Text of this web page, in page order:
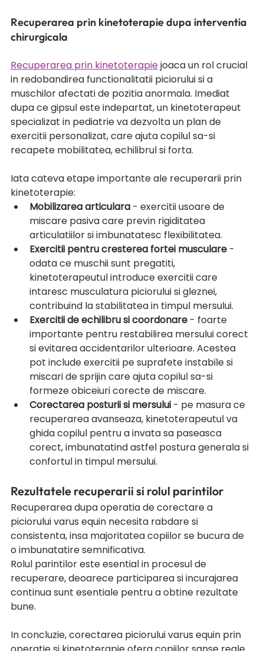
Recuperarea prin kinetoterapie dupa interventia
chirurgicala
Recuperarea prin kinetoterapie joaca un rol crucial
in redobandirea functionalitatii piciorului si a
muschilor afectati de pozitia anormala. Imediat
dupa ce gipsul este indepartat, un kinetoterapeut
specializat in pediatrie va dezvolta un plan de
exercitii personalizat, care ajuta copilul sa-si
recapete mobilitatea, echilibrul si forta.
Iata cateva etape importante ale recuperarii prin
kinetoterapie:
Mobilizarea articulara - exercitii usoare de
miscare pasiva care previn rigiditatea
articulatiilor si imbunatatesc flexibilitatea.
Exercitii pentru cresterea fortei musculare -
odata ce muschii sunt pregatiti,
kinetoterapeutul introduce exercitii care
intaresc musculatura piciorului si gleznei,
contribuind la stabilitatea in timpul mersului.
Exercitii de echilibru si coordonare - foarte
importante pentru restabilirea mersului corect
si evitarea accidentarilor ulterioare. Acestea
pot include exercitii pe suprafete instabile si
miscari de sprijin care ajuta copilul sa-si
formeze obiceiuri corecte de miscare.
Corectarea posturii si mersului - pe masura ce
recuperarea avanseaza, kinetoterapeutul va
ghida copilul pentru a invata sa paseasca
corect, imbunatatind astfel postura generala si
confortul in timpul mersului.
Rezultatele recuperarii si rolul parintilor
Recuperarea dupa operatia de corectare a
piciorului varus equin necesita rabdare si
consistenta, insa majoritatea copiilor se bucura de
o imbunatatire semnificativa.
Rolul parintilor este esential in procesul de
recuperare, deoarece participarea si incurajarea
continua sunt esentiale pentru a obtine rezultate
bune.
In concluzie, corectarea piciorului varus equin prin